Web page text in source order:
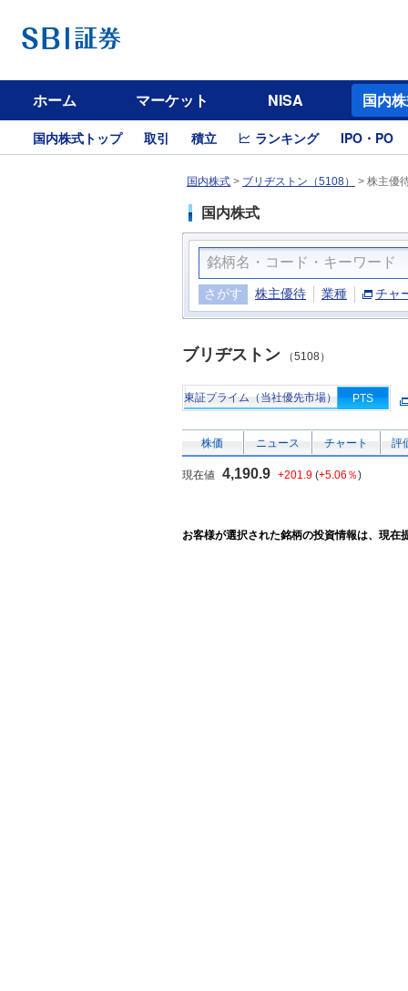
ホーム マーケット NISA 国内
国内株式トップ 取引 積立 ランキング IPO・PO
国内株式 > ブリヂストン（5108） > 株主優
国内株式
さがす 株主優待 業種 チャ
ブリヂストン （5108）
東証プライム（当社優先市場） PTS
株価 ニュース チャート 評
現在値 4,190.9 +201.9 (+5.06％)
お客様が選択された銘柄の投資情報は、現在